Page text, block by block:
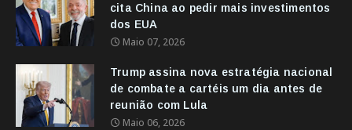
cita China ao pedir mais investimentos
dos EUA
Maio 07, 2026
Trump assina nova estratégia nacional
de combate a cartéis um dia antes de
reunião com Lula
Maio 06, 2026